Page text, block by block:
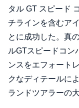
タル GT スピード
チラインを含むア
とに成功した。真
ルGTスピードコン
ンスをエフォート
クなディテールに
ランドツアラーの